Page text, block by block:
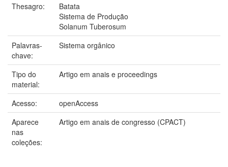
Thesagro:
Batata
Sistema de Produção
Solanum Tuberosum
Palavras-
chave:
Sistema orgânico
Tipo do
material:
Artigo em anais e proceedings
Acesso:
openAccess
Aparece
nas
coleções:
Artigo em anais de congresso (CPACT)